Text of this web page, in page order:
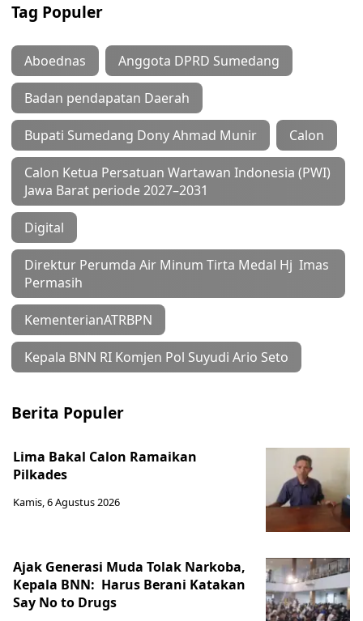
Tag Populer
Aboednas Anggota DPRD Sumedang
Badan pendapatan Daerah
Bupati Sumedang Dony Ahmad Munir Calon
Calon Ketua Persatuan Wartawan Indonesia (PWI)
Jawa Barat periode 2027–2031
Digital
Direktur Perumda Air Minum Tirta Medal Hj Imas
Permasih
KementerianATRBPN
Kepala BNN RI Komjen Pol Suyudi Ario Seto
Berita Populer
Lima Bakal Calon Ramaikan
Pilkades
Kamis, 6 Agustus 2026
Ajak Generasi Muda Tolak Narkoba,
Kepala BNN: Harus Berani Katakan
Say No to Drugs